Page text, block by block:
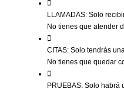
LLAMADAS: Solo
No tienes que atender
CITAS: Solo tendrás
No tienes que quedar
PRUEBAS: Solo habrá